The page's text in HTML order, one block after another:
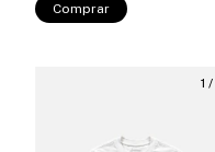
Comprar
1 /